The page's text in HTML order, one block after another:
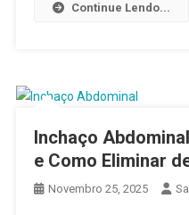
Continue Lendo...
Inchaço
e Como Eliminar
Novembro 25, 2025